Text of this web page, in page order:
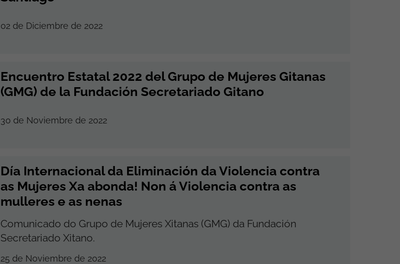
02 de Diciembre de 2022
Encuentro Estatal 2022 del Grupo de Mujeres Gitanas
(GMG) de la Fundación Secretariado Gitano
30 de Noviembre de 2022
Día Internacional da Eliminación da Violencia contra
as Mujeres Xa abonda! Non á Violencia contra as
mulleres e as nenas
Comunicado do Grupo de Mujeres Xitanas (GMG) da Fundación
Secretariado Xitano.
25 de Noviembre de 2022